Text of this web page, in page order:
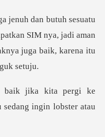
SIM nya, jadi aman
a pergi ke